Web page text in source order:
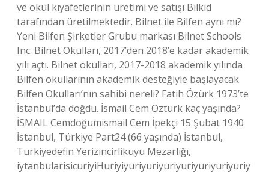
ve okul kıyafetlerinin üretimi ve satışı Bilkid
tarafından üretilmektedir. Bilnet ile Bilfen aynı mı?
Yeni Bilfen Şirketler Grubu markası Bilnet Schools
Inc. Bilnet Okulları, 2017’den 2018’e kadar akademik
yılı açtı. Bilnet okulları, 2017-2018 akademik yılında
Bilfen okullarının akademik desteğiyle başlayacak.
Bilfen Okulları’nın sahibi nereli? Fatih Özürk 1973’te
İstanbul’da doğdu. İsmail Cem Öztürk kaç yaşında?
İSMAIL Cemdoğumismail Cem İpekçi 15 Şubat 1940
İstanbul, Türkiye Part24 (66 yaşında) İstanbul,
Türkiyedefin Yerizincirlikuyu Mezarlığı,
iytanbularisicuriyiHuriyiyuriyuriyuriyuriyuriyuriyuriy